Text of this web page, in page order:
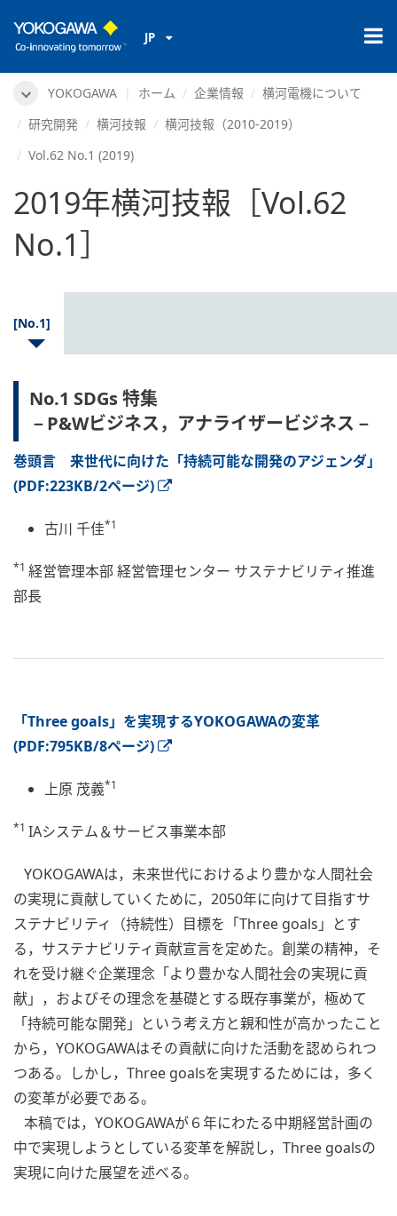
JP
YOKOGAWA ホーム 企業情報
横河電機について
研究開発
横河技報
横河技報（2010-2019）
Vol.62 No.1 (2019)
2019年横河技報［Vol.62
No.1］
[No.1]
No.1 SDGs 特集
－P&Wビジネス，アナライザービジネス－
巻頭言 来世代に向けた「持続可能な開発のアジェンダ」
(PDF:223KB/2ページ)
古川 千佳*1
*1 経営管理本部 経営管理センター サステナビリティ推進
部長
「Three goals」を実現するYOKOGAWAの変革
(PDF:795KB/8ページ)
上原 茂義*1
*1 IAシステム＆サービス事業本部
YOKOGAWAは，未来世代におけるより豊かな人間社会
の実現に貢献していくために，2050年に向けて目指すサ
ステナビリティ（持続性）目標を「Three goals」とす
る，サステナビリティ貢献宣言を定めた。創業の精神，そ
れを受け継ぐ企業理念「より豊かな人間社会の実現に貢
献」，およびその理念を基礎とする既存事業が，極めて
「持続可能な開発」という考え方と親和性が高かったこと
から，YOKOGAWAはその貢献に向けた活動を認められつ
つある。しかし，Three goalsを実現するためには，多く
の変革が必要である。
本稿では，YOKOGAWAが６年にわたる中期経営計画の
中で実現しようとしている変革を解説し，Three goalsの
実現に向けた展望を述べる。